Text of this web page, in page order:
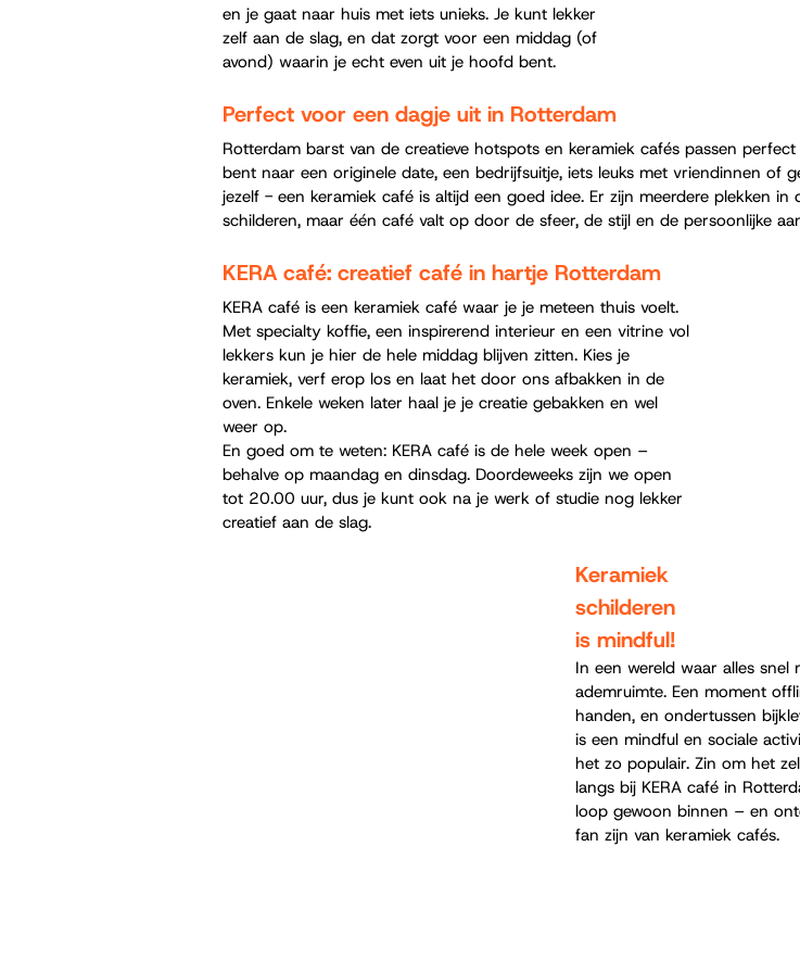
en je gaat naar huis met iets unieks. Je kunt lekker
zelf aan de slag, en dat zorgt voor een middag (of
avond) waarin je echt even uit je hoofd bent.
Perfect voor een dagje uit in Rotterdam
Rotterdam barst van de creatieve hotspots en keramiek cafés passen
bent naar een originele date, een bedrijfsuitje, iets leuks met vriendinnen of
jezelf - een keramiek café is altijd een goed idee. Er zijn meerdere plekken
schilderen, maar één café valt op door de sfeer, de stijl en de persoonlijke
KERA café: creatief café in hartje Rotterdam
KERA café is een keramiek café waar je je meteen thuis voelt.
Met specialty koffie, een inspirerend interieur en een vitrine vol
lekkers kun je hier de hele middag blijven zitten. Kies je
keramiek, verf erop los en laat het door ons afbakken in de
oven. Enkele weken later haal je je creatie gebakken en wel
weer op.
En goed om te weten: KERA café is de hele week open –
behalve op maandag en dinsdag. Doordeweeks zijn we open
tot 20.00 uur, dus je kunt ook na je werk of studie nog lekker
creatief aan de slag.
Keramiek
schilderen
is mindful!
In een wereld waar alles snel
ademruimte. Een moment
handen, en ondertussen
is een mindful en sociale
het zo populair. Zin om het
langs bij KERA café in
loop gewoon binnen – en
fan zijn van keramiek cafés.